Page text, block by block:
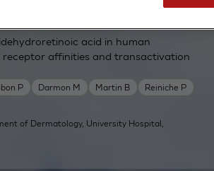
P Darmon M Martin B
Reiniche P
acid in human
affinities and transactivation
of Dermatology, University Hospital,